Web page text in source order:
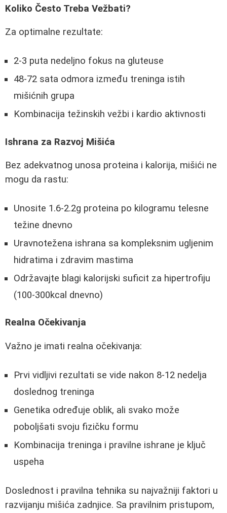
Koliko Često Treba Vežbati?
Za optimalne rezultate:
2-3 puta nedeljno fokus na gluteuse
48-72 sata odmora između treninga istih
mišićnih grupa
Kombinacija težinskih vežbi i kardio aktivnosti
Ishrana za Razvoj Mišića
Bez adekvatnog unosa proteina i kalorija, mišići ne
mogu da rastu:
Unosite 1.6-2.2g proteina po kilogramu telesne
težine dnevno
Uravnotežena ishrana sa kompleksnim ugljenim
hidratima i zdravim mastima
Održavajte blagi kalorijski suficit za hipertrofiju
(100-300kcal dnevno)
Realna Očekivanja
Važno je imati realna očekivanja:
Prvi vidljivi rezultati se vide nakon 8-12 nedelja
doslednog treninga
Genetika određuje oblik, ali svako može
poboljšati svoju fizičku formu
Kombinacija treninga i pravilne ishrane je ključ
uspeha
Doslednost i pravilna tehnika su najvažniji faktori u
razvijanju mišića zadnjice. Sa pravilnim pristupom,